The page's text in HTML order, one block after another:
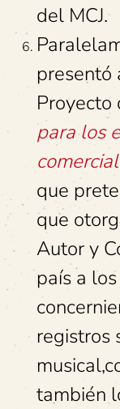
del MCJ.
presentó
Proyecto
para los
que
que
Autor y
país a
registros
también